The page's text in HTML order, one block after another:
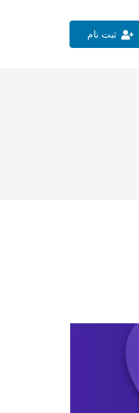
ثبت نام